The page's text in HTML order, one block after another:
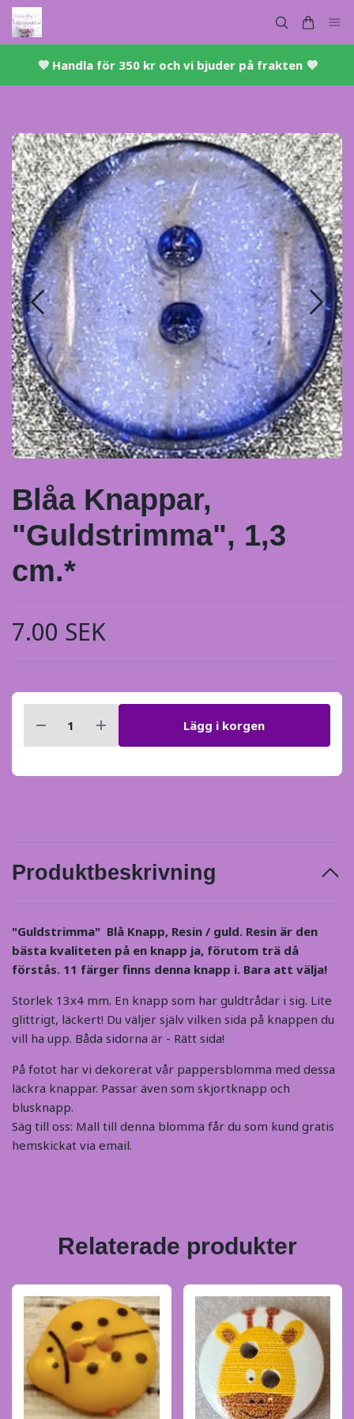
💜 ​Handla för 350 kr och vi bjuder på frakten 💜​
Blåa Knappar,
"Guldstrimma", 1,3
cm.*
7.00 SEK
Lägg i korgen
Produktbeskrivning
"Guldstrimma" Blå Knapp, Resin / guld. Resin är den
bästa kvaliteten på en knapp ja, förutom trä då
förstås. 11 färger finns denna knapp i. Bara att välja!
Storlek 13x4 mm. En knapp som har guldtrådar i sig. Lite
glittrigt, läckert! Du väljer själv vilken sida på knappen du
vill ha upp. Båda sidorna är - Rätt sida!
På fotot har vi dekorerat vår pappersblomma med dessa
läckra knappar. Passar även som skjortknapp och
blusknapp.
Säg till oss: Mall till denna blomma får du som kund gratis
hemskickat via email.
Relaterade produkter